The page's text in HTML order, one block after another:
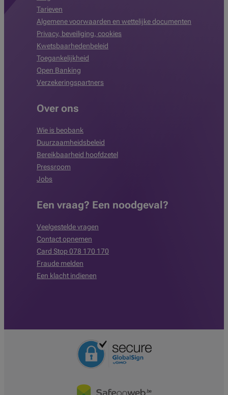
Tarieven
Algemene voorwaarden en wettelijke documenten
Privacy, beveiliging, cookies
Kwetsbaarhedenbeleid
Toegankelijkheid
Open Banking
Verzekeringspartners
Over ons
Wie is beobank
Duurzaamheidsbeleid
Bereikbaarheid hoofdzetel
Pressroom
Jobs
Een vraag? Een noodgeval?
Veelgestelde vragen
Contact opnemen
Card Stop 078 170 170
Fraude melden
Een klacht indienen